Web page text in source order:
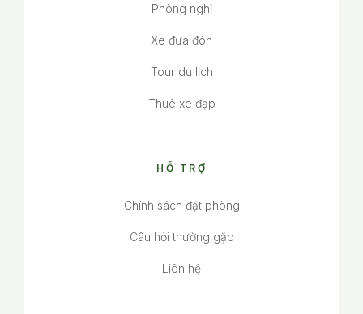
Phòng nghỉ
Xe đưa đón
Tour du lịch
Thuê xe đạp
HỖ TRỢ
Chính sách đặt phòng
Câu hỏi thường gặp
Liên hệ